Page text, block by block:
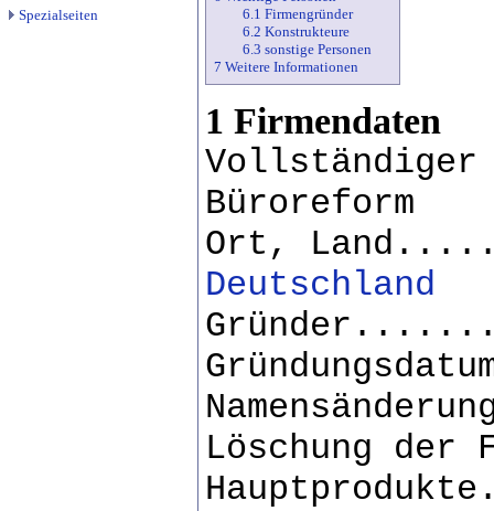
Spezialseiten
6.1 Firmengründer
6.2 Konstrukteure
6.3 sonstige Personen
7 Weitere Informationen
1 Firmendaten
Vollständiger
Büroreform
Ort,
Deutschland
Löschung